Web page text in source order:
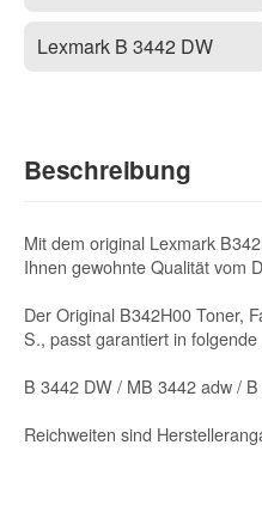
Lexmark B 3442 DW
Beschreibung
Mit dem original Lexmark
Ihnen gewohnte Qualität vom
Der Original B342H00 Toner,
S., passt garantiert in
B 3442 DW / MB 3442 adw /
Reichweiten sind